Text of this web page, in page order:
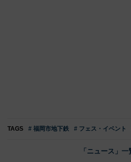
TAGS # 福岡市地下鉄 # フェス・イベント
「ニュース」一